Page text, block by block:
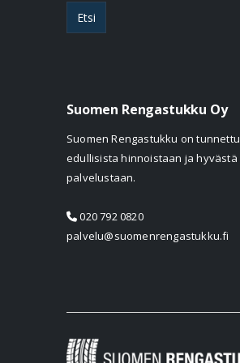
Etsi
Suomen Rengastukku Oy
Suomen Rengastukku on tunnettu
edullisista hinnoistaan ja hyvästä
palvelustaan.
020 792 0820
palvelu@suomenrengastukku.fi